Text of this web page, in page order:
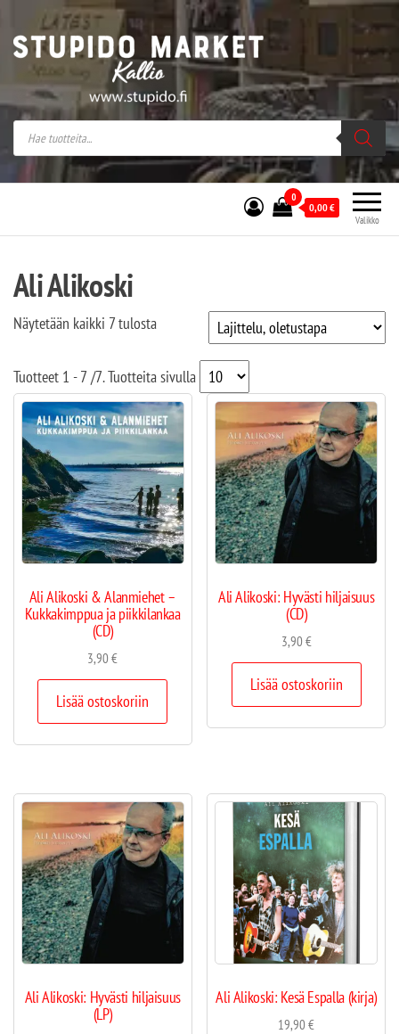
Stupido Market – verkossa ja kivijalassa
Stupido Market on vaihtoehtomusaan
erikoistunut verkko- sekä
kivijalkakauppa Helsingissä Kallion
sydämessä.
Valikko
0
0,00€
Ali Alikoski
Näytetään kaikki 7 tulosta
Tuotteet 1 - 7 /7. Tuotteita sivulla
Ali Alikoski & Alanmiehet –
Kukkakimppua ja piikkilankaa
(CD)
3,90€
Lisää ostoskoriin
Ali Alikoski: Hyvästi hiljaisuus
(CD)
3,90€
Lisää ostoskoriin
Ali Alikoski: Hyvästi hiljaisuus
(LP)
Ali Alikoski: Kesä Espalla (kirja)
19,90€